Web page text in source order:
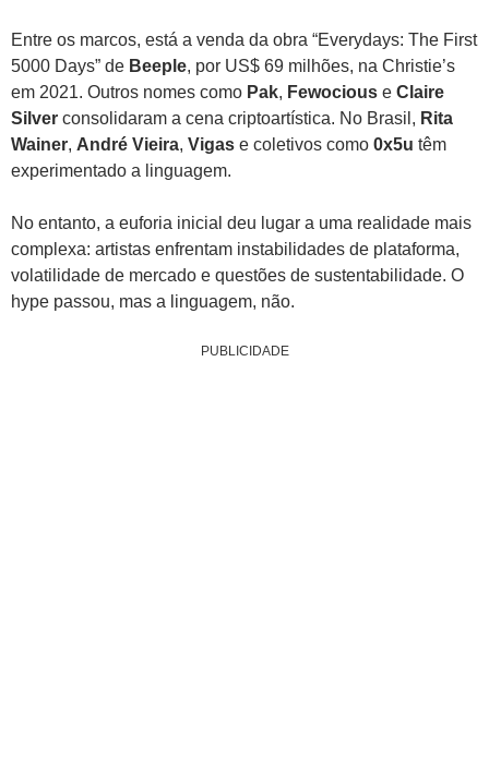
Entre os marcos, está a venda da obra “Everydays: The First
5000 Days” de Beeple, por US$ 69 milhões, na Christie’s
em 2021. Outros nomes como Pak, Fewocious e Claire
Silver consolidaram a cena criptoartística. No Brasil, Rita
Wainer, André Vieira, Vigas e coletivos como 0x5u têm
experimentado a linguagem.
No entanto, a euforia inicial deu lugar a uma realidade mais
complexa: artistas enfrentam instabilidades de plataforma,
volatilidade de mercado e questões de sustentabilidade. O
hype passou, mas a linguagem, não.
PUBLICIDADE